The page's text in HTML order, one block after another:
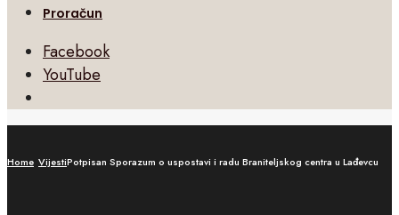
Proračun
Facebook
YouTube
Search
Home VijestiPotpisan Sporazum o uspostavi i radu Braniteljskog centra u Lađevcu